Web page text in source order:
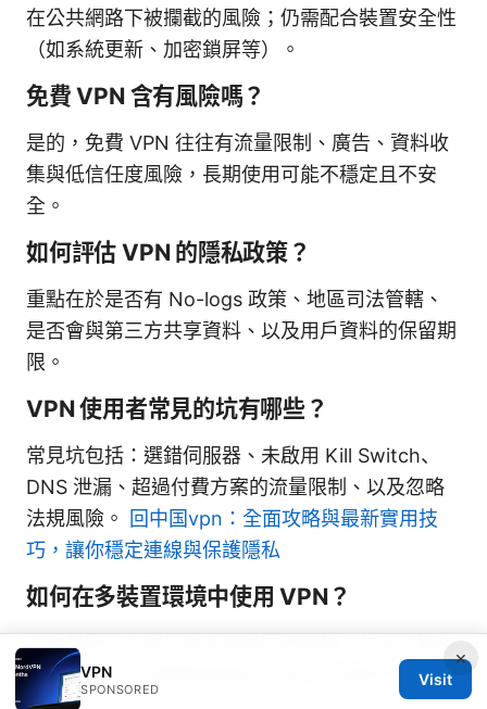
在公共網路下被攔截的風險；仍需配合裝置安全性
（如系統更新、加密鎖屏等）。
免費 VPN 含有風險嗎？
是的，免費 VPN 往往有流量限制、廣告、資料收
集與低信任度風險，長期使用可能不穩定且不安
全。
如何評估 VPN 的隱私政策？
重點在於是否有 No-logs 政策、地區司法管轄、
是否會與第三方共享資料、以及用戶資料的保留期
限。
VPN 使用者常見的坑有哪些？
常見坑包括：選錯伺服器、未啟用 Kill Switch、
DNS 泄漏、超過付費方案的流量限制、以及忽略
法規風險。 回中国vpn：全面攻略與最新實用技
巧，讓你穩定連線與保護隱私
如何在多裝置環境中使用 VPN？
確保購買的方案支援多裝置同時連線，並設定路由
器級 VPN 以保護整個網路，或逐一裝置安裝客戶
×
VPN
SPONSORED
Visit